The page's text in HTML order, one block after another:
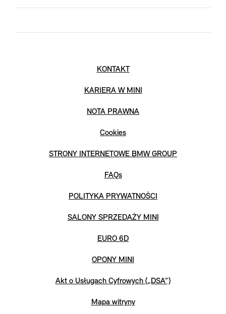
KONTAKT
KARIERA W MINI
NOTA PRAWNA
Cookies
STRONY INTERNETOWE BMW GROUP
FAQs
POLITYKA PRYWATNOŚCI
SALONY SPRZEDAŻY MINI
EURO 6D
OPONY MINI
Akt o Usługach Cyfrowych („DSA”)
Mapa witryny